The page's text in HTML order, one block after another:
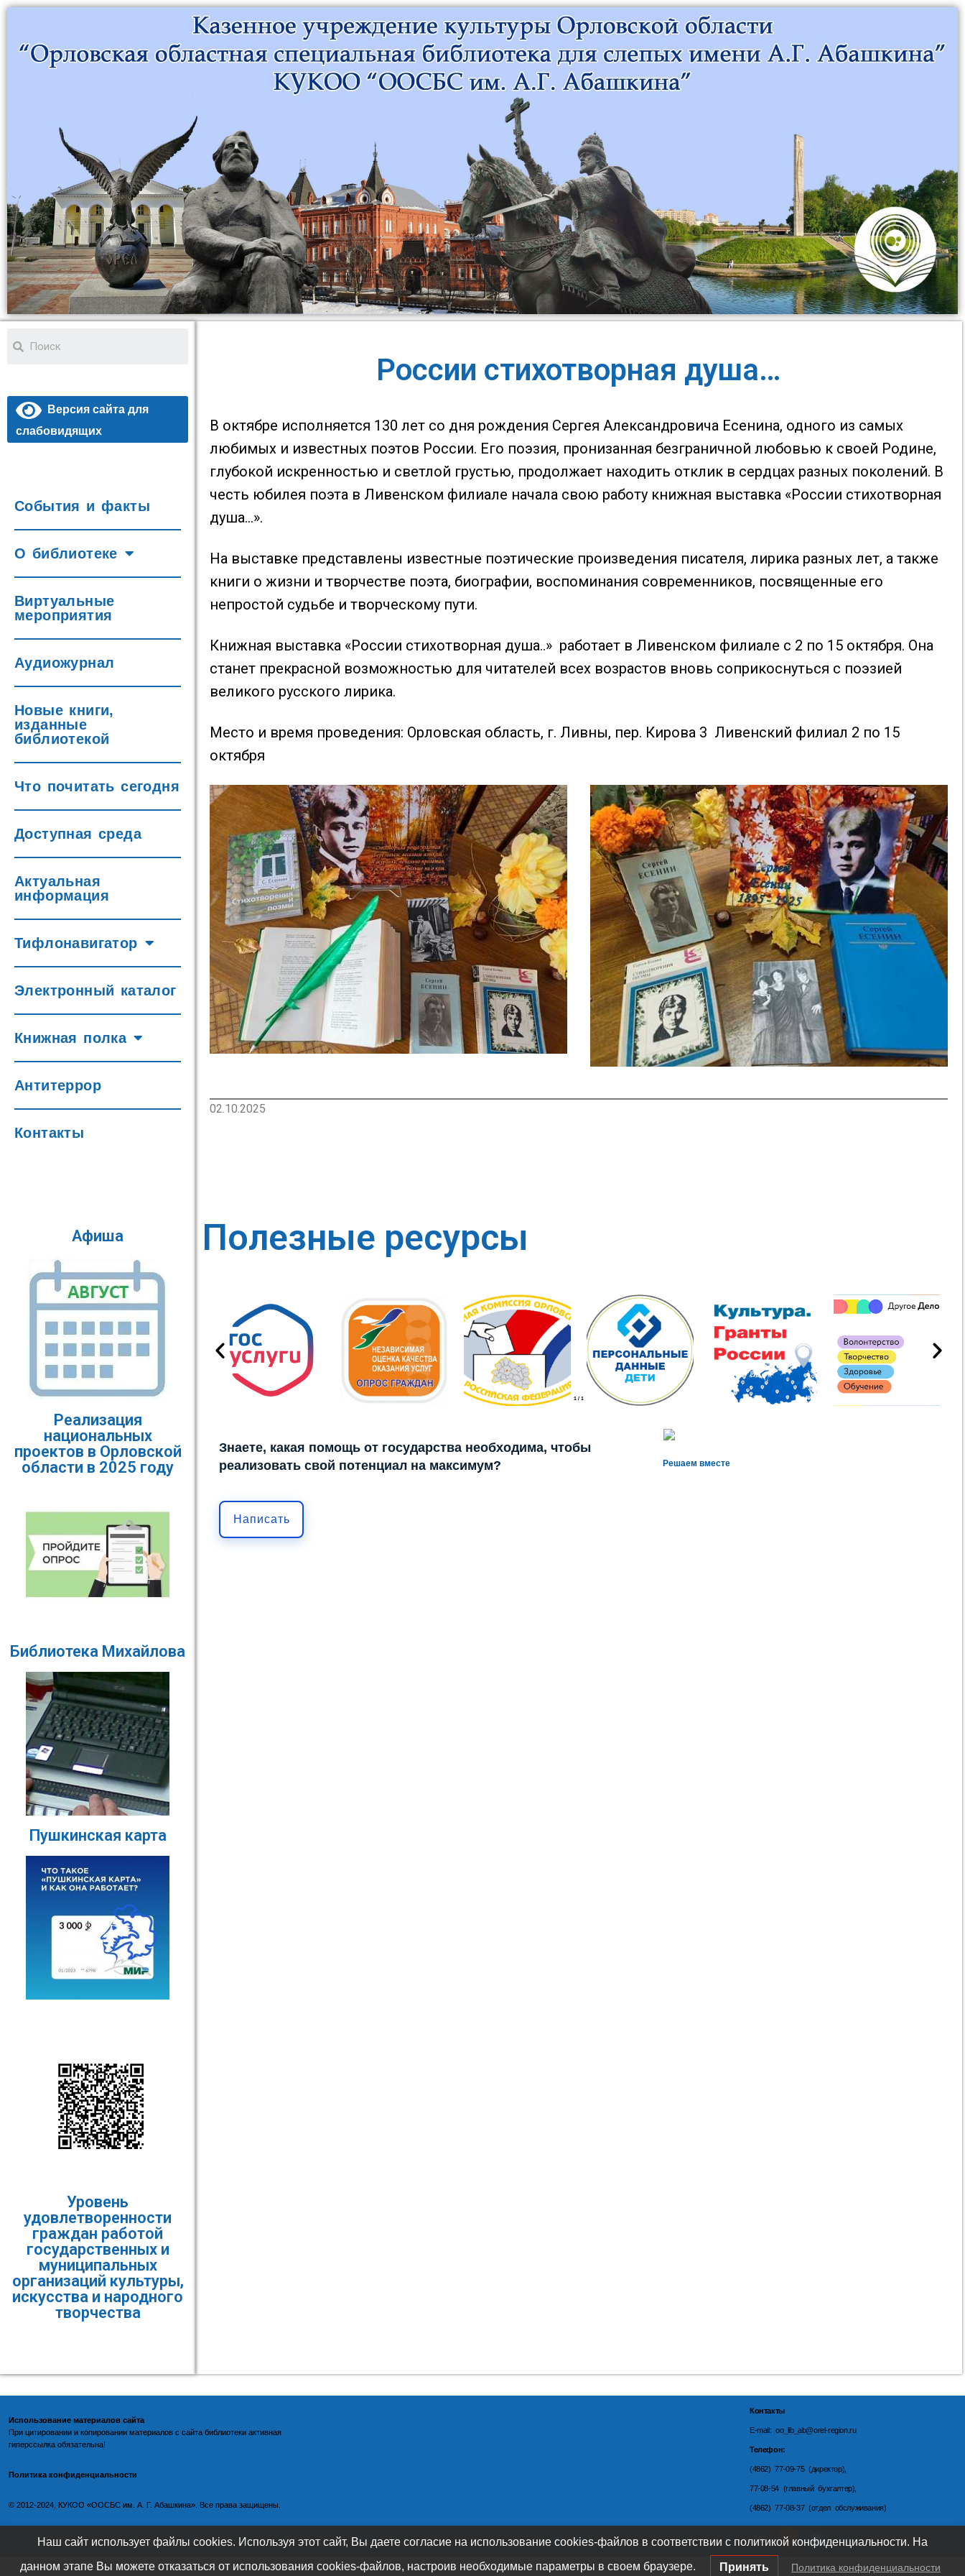
Версия сайта для
слабовидящих
События и факты
О библиотеке
Виртуальные
мероприятия
Аудиожурнал
Новые книги,
изданные
библиотекой
Что почитать сегодня
Доступная среда
Актуальная
информация
Тифлонавигатор
Электронный каталог
Книжная полка
Антитеррор
Контакты
Афиша
Реализация
национальных
проектов в Орловской
области в 2025 году
Библиотека Михайлова
Пушкинская карта
Уровень
удовлетворенности
граждан работой
государственных и
муниципальных
организаций культуры,
искусства и народного
творчества
России стихотворная душа…
В октябре исполняется 130 лет со дня рождения Сергея Александровича Есенина, одного из самых
любимых и известных поэтов России. Его поэзия, пронизанная безграничной любовью к своей Родине,
глубокой искренностью и светлой грустью, продолжает находить отклик в сердцах разных поколений. В
честь юбилея поэта в Ливенском филиале начала свою работу книжная выставка «России стихотворная
душа…».
На выставке представлены известные поэтические произведения писателя, лирика разных лет, а также
книги о жизни и творчестве поэта, биографии, воспоминания современников, посвященные его
непростой судьбе и творческому пути.
Книжная выставка «России стихотворная душа..» работает в Ливенском филиале с 2 по 15 октября. Она
станет прекрасной возможностью для читателей всех возрастов вновь соприкоснуться с поэзией
великого русского лирика.
Место и время проведения: Орловская область, г. Ливны, пер. Кирова 3 Ливенский филиал 2 по 15
октября
02.10.2025
Полезные ресурсы
1 / 1
Решаем вместе
Знаете, какая помощь от государства необходима, чтобы
реализовать свой потенциал на максимум?
Написать
Использование материалов сайта
При цитировании и копировании материалов с сайта библиотеки активная
гиперссылка обязательна!
Политика конфиденциальности
©️ 2012-2024, КУКОО «ООСБС им. А. Г. Абашкина». Все права защищены.
Контакты
E-mail: oo_lib_ab@orel-region.ru
Телефон:
(4862) 77-09-75 (директор),
77-08-54 (главный бухгалтер),
(4862) 77-08-37 (отдел обслуживания)
Наш сайт использует файлы cookies. Используя этот сайт, Вы даете согласие на использование cookies-файлов в соответствии с политикой конфиденциальности. На
данном этапе Вы можете отказаться от использования cookies-файлов, настроив необходимые параметры в своем браузере. Принять Политика конфиденциальности